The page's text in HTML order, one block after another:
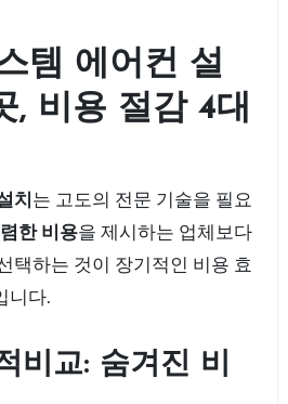
템 에어컨 설
, 비용 절감 4대
치는 고도의 전문 기술을 필요
한 비용을 제시하는 업체보다
택하는 것이 장기적인 비용 효
니다.
비교: 숨겨진 비